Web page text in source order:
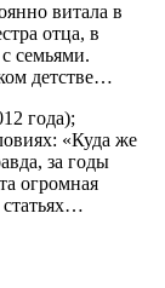
витала в
отца, в
семьями.
детстве…
года);
«Куда же
за годы
огромная